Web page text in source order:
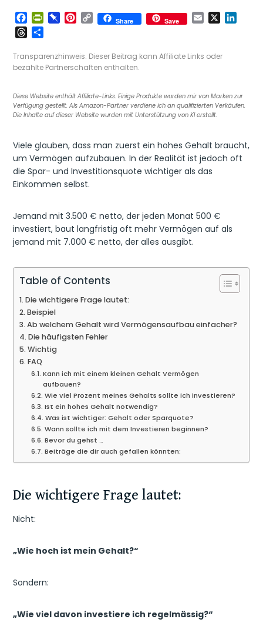
F
a
c
e
b
k
P
n
t
i
e
l
y
P
b
o
d
P
t
e
s
t
C
o
y
L
k
Share Save
E
X
n
T
r
e
d
s
i
l
n
Transparenzhinweis. Dieser Beitrag kann Affiliate Links oder
bezahlte Partnerschaften enthalten.
Diese Website enthält Affiliate-Links. Einige Produkte wurden mir von Marken zur
Verfügung gestellt. Als Amazon-Partner verdiene ich an qualifizierten Verkäufen.
Die Inhalte auf dieser Website wurden mit Unterstützung von KI erstellt.
Viele glauben, dass man zuerst ein hohes Gehalt braucht,
um Vermögen aufzubauen. In der Realität ist jedoch oft
die Spar- und Investitionsquote wichtiger als das
Einkommen selbst.
Jemand mit 3.500 € netto, der jeden Monat 500 €
investiert, baut langfristig oft mehr Vermögen auf als
jemand mit 7.000 € netto, der alles ausgibt.
Table of Contents
Die wichtigere Frage lautet:
Beispiel
Ab welchem Gehalt wird Vermögensaufbau einfacher?
Die häufigsten Fehler
Wichtig
FAQ
Kann ich mit einem kleinen Gehalt Vermögen
aufbauen?
Wie viel Prozent meines Gehalts sollte ich investieren?
Ist ein hohes Gehalt notwendig?
Was ist wichtiger: Gehalt oder Sparquote?
Wann sollte ich mit dem Investieren beginnen?
Bevor du gehst …
Beiträge die dir auch gefallen könnten:
Die wichtigere Frage lautet:
Nicht:
„Wie hoch ist mein Gehalt?“
Sondern:
„Wie viel davon investiere ich regelmässig?“